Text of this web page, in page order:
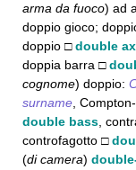
arma da fuoco) ad
doppio gioco;
doppio □double
doppia barra □
cognome) doppio:
surname ,
double bass ,
controfagotto □
(di camera)